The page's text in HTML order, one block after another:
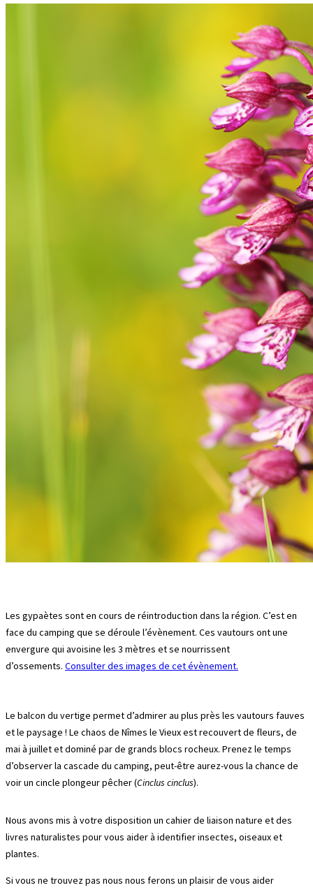
Les gypaètes sont en cours de réintroduction dans la région. C’est en
face du camping que se déroule l’évènement. Ces vautours ont une
envergure qui avoisine les 3 mètres et se nourrissent
d’ossements. Consulter des images de cet évènement.
Le balcon du vertige permet d’admirer au plus près les vautours fauves
et le paysage ! Le chaos de Nîmes le Vieux est recouvert de fleurs, de
mai à juillet et dominé par de grands blocs rocheux. Prenez le temps
d’observer la cascade du camping, peut-être aurez-vous la chance de
voir un cincle plongeur pêcher (Cinclus cinclus).
Nous avons mis à votre disposition un cahier de liaison nature et des
livres naturalistes pour vous aider à identifier insectes, oiseaux et
plantes.
Si vous ne trouvez pas nous nous ferons un plaisir de vous aider